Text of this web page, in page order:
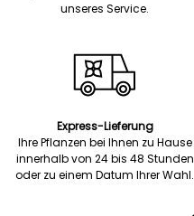
unseres Service.
Express-Lieferung
Ihre Pflanzen bei Ihnen zu Hause
innerhalb von 24 bis 48 Stunden
oder zu einem Datum Ihrer Wahl.